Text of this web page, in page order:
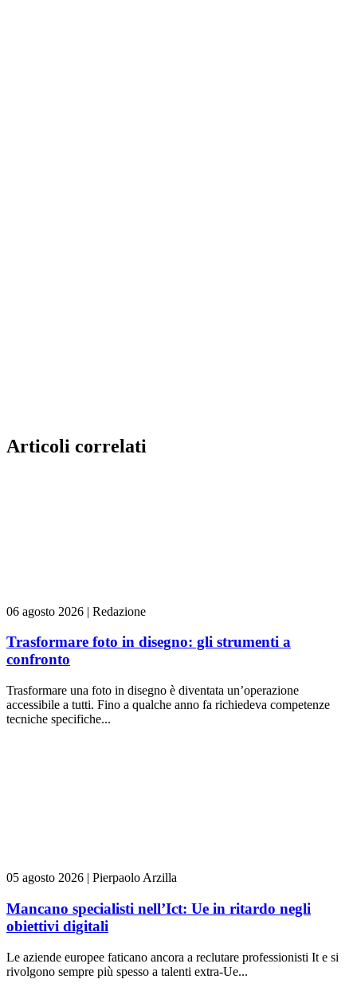
Articoli correlati
06 agosto 2026 | Redazione
Trasformare foto in disegno: gli strumenti a
confronto
Trasformare una foto in disegno è diventata un’operazione
accessibile a tutti. Fino a qualche anno fa richiedeva competenze
tecniche specifiche...
05 agosto 2026 | Pierpaolo Arzilla
Mancano specialisti nell’Ict: Ue in ritardo negli
obiettivi digitali
Le aziende europee faticano ancora a reclutare professionisti It e si
rivolgono sempre più spesso a talenti extra-Ue...